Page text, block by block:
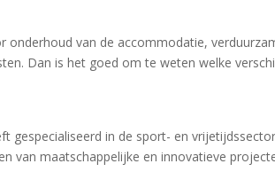
van de accommodatie,
Dan is het goed om te weten welke
gespecialiseerd in de sport- en
van maatschappelijke en innovatieve